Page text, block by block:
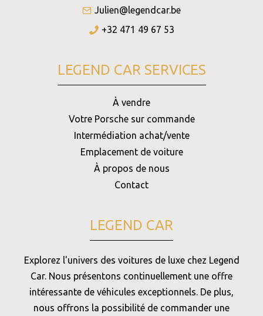
Julien@legendcar.be
+32 471 49 67 53
LEGEND CAR SERVICES
À vendre
Votre Porsche sur commande
Intermédiation achat/vente
Emplacement de voiture
À propos de nous
Contact
LEGEND CAR
Explorez l'univers des voitures de luxe chez Legend
Car. Nous présentons continuellement une offre
intéressante de véhicules exceptionnels. De plus,
nous offrons la possibilité de commander une